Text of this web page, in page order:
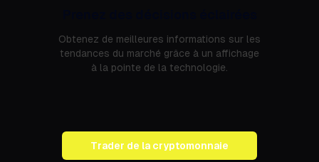
Obtenez de meilleures informations sur les
tendances du marché grâce à un affichage
à la pointe de la technologie.
Trader de la cryptomonnaie